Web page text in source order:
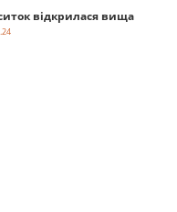
відкрилася вища